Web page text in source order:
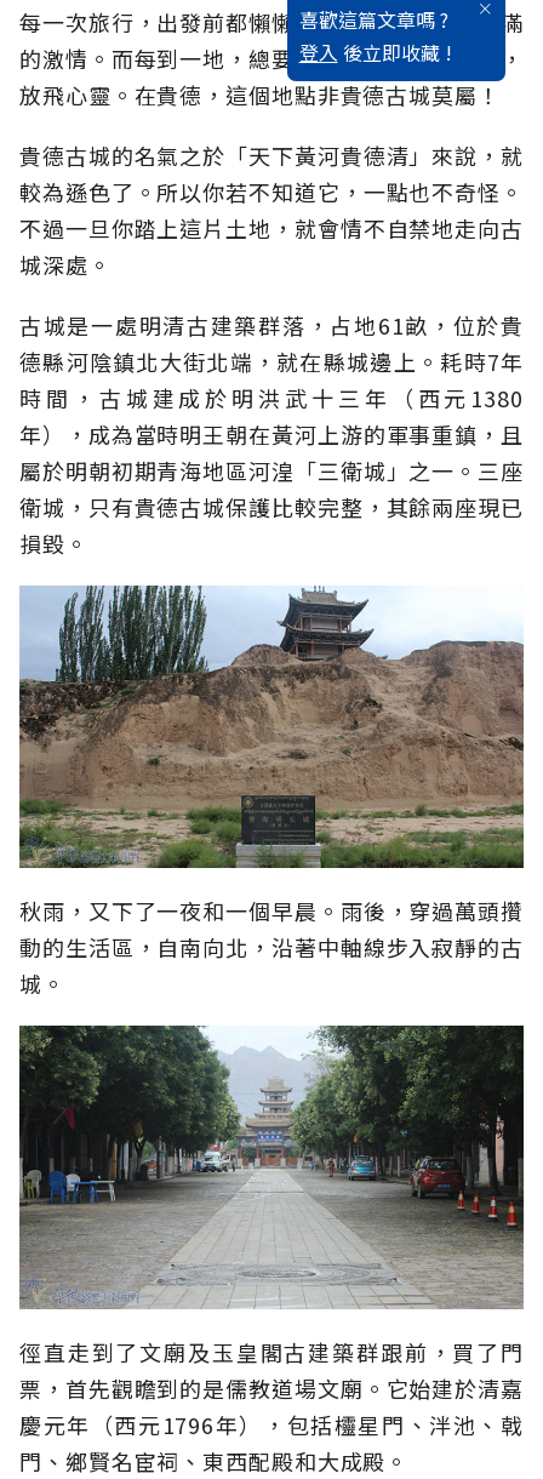
喜歡這篇文章嗎 ?
登入 後立即收藏 !
每一次旅行，出發前都懶懶的，出發後，則是滿滿
的激情。而每到一地，總要擇一高處，極目四望，
放飛心靈。在貴德，這個地點非貴德古城莫屬！
貴德古城的名氣之於「天下黃河貴德清」來說，就
較為遜色了。所以你若不知道它，一點也不奇怪。
不過一旦你踏上這片土地，就會情不自禁地走向古
城深處。
古城是一處明清古建築群落，占地61畝，位於貴
德縣河陰鎮北大街北端，就在縣城邊上。耗時7年
時間，古城建成於明洪武十三年（西元1380
年），成為當時明王朝在黃河上游的軍事重鎮，且
屬於明朝初期青海地區河湟「三衛城」之一。三座
衛城，只有貴德古城保護比較完整，其餘兩座現已
損毀。
秋雨，又下了一夜和一個早晨。雨後，穿過萬頭攢
動的生活區，自南向北，沿著中軸線步入寂靜的古
城。
徑直走到了文廟及玉皇閣古建築群跟前，買了門
票，首先觀瞻到的是儒教道場文廟。它始建於清嘉
慶元年（西元1796年），包括欞星門、泮池、戟
門、鄉賢名宦祠、東西配殿和大成殿。